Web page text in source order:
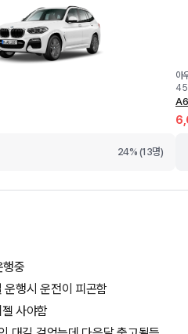
24% (13명)
아
45
A6
행중
행시 운전이 피곤함
사야함